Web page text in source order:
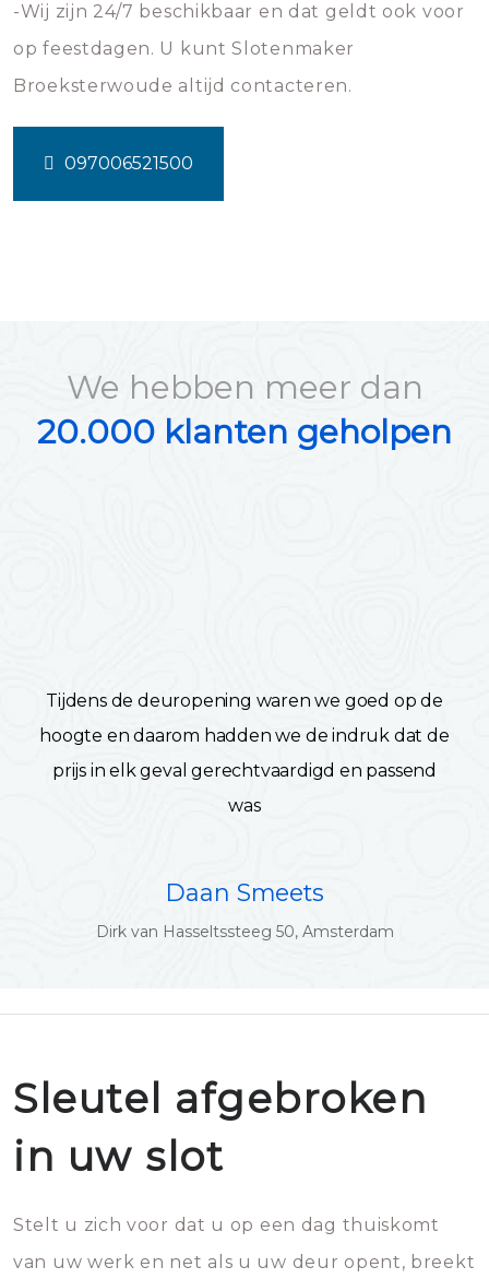
-Wij zijn 24/7 beschikbaar en dat geldt ook voor
op feestdagen. U kunt Slotenmaker
Broeksterwoude altijd contacteren.
097006521500
We hebben meer dan
20.000 klanten geholpen
Tijdens de deuropening waren we goed op de
hoogte en daarom hadden we de indruk dat de
prijs in elk geval gerechtvaardigd en passend
was
Daan Smeets
Dirk van Hasseltssteeg 50, Amsterdam
Sleutel afgebroken
in uw slot
Stelt u zich voor dat u op een dag thuiskomt
van uw werk en net als u uw deur opent, breekt